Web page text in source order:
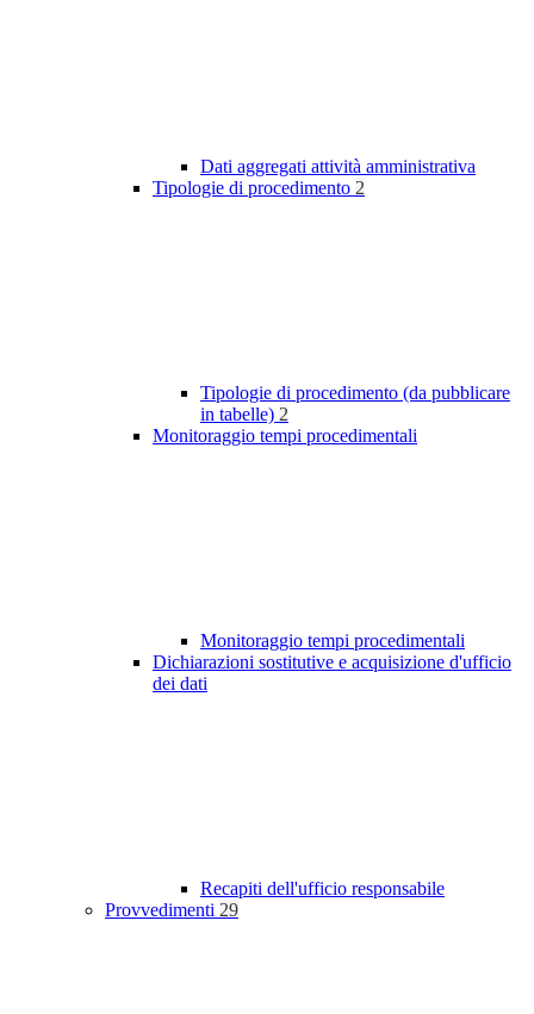
Dati aggregati attività amministrativa
Tipologie di procedimento 2
Tipologie di procedimento (da pubblicare
in tabelle) 2
Monitoraggio tempi procedimentali
Monitoraggio tempi procedimentali
Dichiarazioni sostitutive e acquisizione d'ufficio
dei dati
Recapiti dell'ufficio responsabile
Provvedimenti 29